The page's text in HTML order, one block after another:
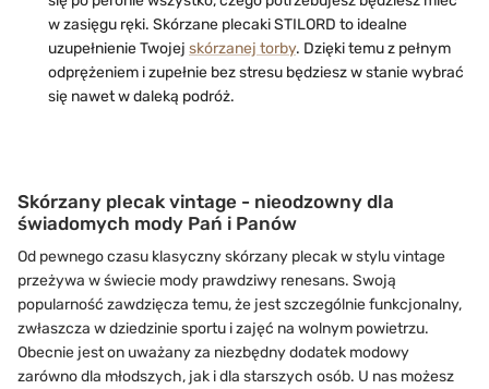
w zasięgu ręki. Skórzane plecaki STILORD to idealne
uzupełnienie Twojej skórzanej torby. Dzięki temu z pełnym
odprężeniem i zupełnie bez stresu będziesz w stanie wybrać
się nawet w daleką podróż.
Skórzany plecak vintage - nieodzowny dla
świadomych mody Pań i Panów
Od pewnego czasu klasyczny skórzany plecak w stylu vintage
przeżywa w świecie mody prawdziwy renesans. Swoją
popularność zawdzięcza temu, że jest szczególnie funkcjonalny,
zwłaszcza w dziedzinie sportu i zajęć na wolnym powietrzu.
Obecnie jest on uważany za niezbędny dodatek modowy
zarówno dla młodszych, jak i dla starszych osób. U nas możesz